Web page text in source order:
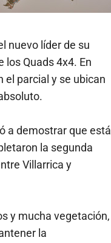
nuevo líder de su
los Quads 4x4. En
parcial y se ubican
a demostrar que está
la segunda
Villarrica y
y mucha vegetación,
la